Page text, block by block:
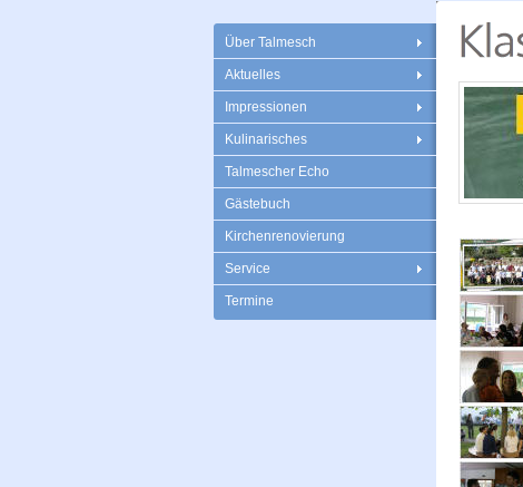
Über Talmesch
Aktuelles
Impressionen
Kulinarisches
Talmescher Echo
Gästebuch
Kirchenrenovierung
Service
Termine